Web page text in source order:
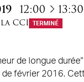
12:00 à
13:30
CCI TERMINÉ
de longue
de février 2016.